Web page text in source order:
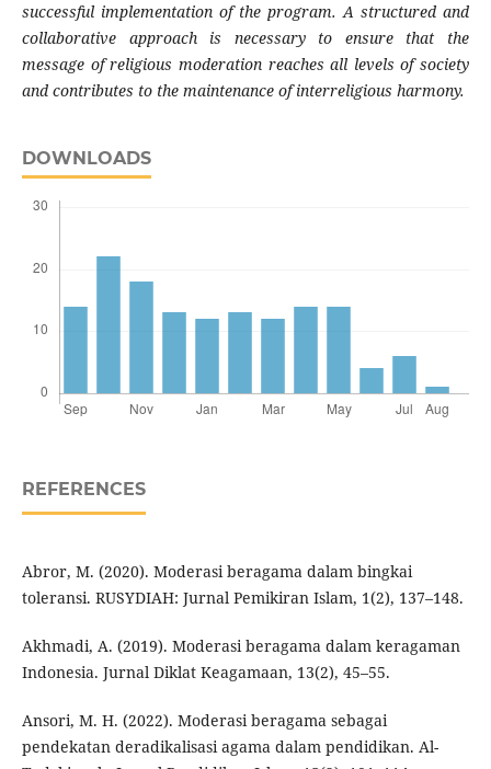
successful implementation of the program. A structured and
collaborative approach is necessary to ensure that the
message of religious moderation reaches all levels of society
and contributes to the maintenance of interreligious harmony.
DOWNLOADS
REFERENCES
Abror, M. (2020). Moderasi beragama dalam bingkai
toleransi. RUSYDIAH: Jurnal Pemikiran Islam, 1(2), 137–148.
Akhmadi, A. (2019). Moderasi beragama dalam keragaman
Indonesia. Jurnal Diklat Keagamaan, 13(2), 45–55.
Ansori, M. H. (2022). Moderasi beragama sebagai
pendekatan deradikalisasi agama dalam pendidikan. Al-